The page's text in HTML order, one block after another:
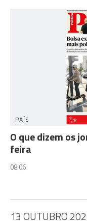
PAÍS
O que dizem os
feira
08:06
13 OUTUBRO